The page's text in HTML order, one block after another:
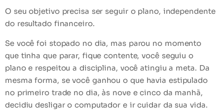
O seu objetivo precisa ser seguir o plano, independente
do resultado financeiro.
Se você foi stopado no dia, mas parou no momento
que tinha que parar, fique contente, você seguiu o
plano e respeitou a disciplina, você atingiu a meta. Da
mesma forma, se você ganhou o que havia estipulado
no primeiro trade no dia, às nove e cinco da manhã,
decidiu desligar o computador e ir cuidar da sua vida.